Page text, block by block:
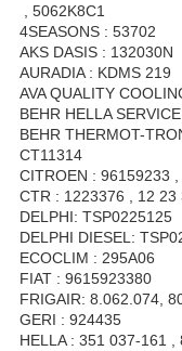
, 5062K8C1
4SEASONS : 53702
AKS DASIS : 132030N
AURADIA : KDMS 219
AVA QUALITY
BEHR HELLA
BEHR THERMOT-
CT11314
CITROEN : 96159233
CTR : 1223376 , 12 23
DELPHI: TSP0225125
DELPHI DIESEL:
ECOCLIM : 295A06
FIAT : 9615923380
FRIGAIR: 8.062.074,
GERI : 924435
HELLA : 351 037-161